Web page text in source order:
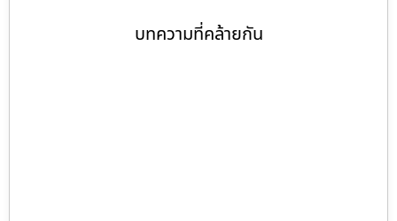
บทความที่คล้ายกัน